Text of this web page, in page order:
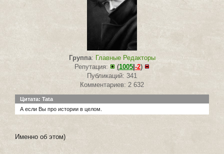
Группа: Главные Редакторы
Репутация:
(1005 -2)
Публикаций: 341
Комментариев: 2 632
Цитата: Tata
А если Вы про истории в целом.
Именно об этом)